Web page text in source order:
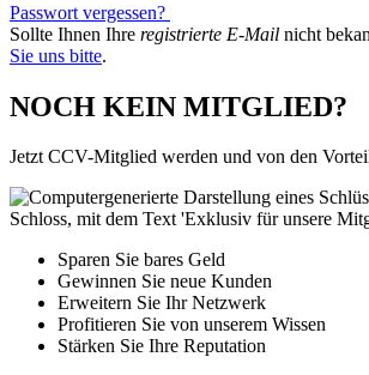
Passwort vergessen?
Sollte Ihnen Ihre registrierte E-Mail nicht
Sie uns bitte.
NOCH KEIN MITGLIED?
Jetzt CCV-Mitglied werden und von den
Sparen Sie bares Geld
Gewinnen Sie neue Kunden
Erweitern Sie Ihr Netzwerk
Profitieren Sie von unserem Wissen
Stärken Sie Ihre Reputation